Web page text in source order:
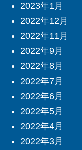
2023年1月
2022年12月
2022年11月
2022年9月
2022年8月
2022年7月
2022年6月
2022年5月
2022年4月
2022年3月